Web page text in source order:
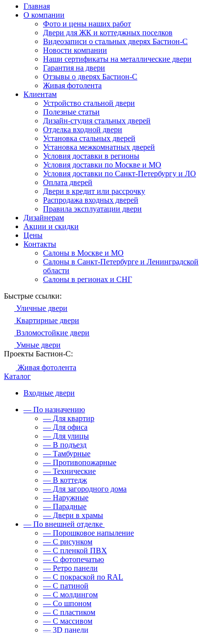
Главная
О компании
Фото и цены наших работ
Двери для ЖК и коттеджных поселков
Видеозаписи о стальных дверях Бастион-С
Новости компании
Наши сертификаты на металлические двери
Гарантия на двери
Отзывы о дверях Бастион-С
Живая фотолента
Клиентам
Устройство стальной двери
Полезные статьи
Дизайн-студия стальных дверей
Отделка входной двери
Установка стальных дверей
Установка межкомнатных дверей
Условия доставки в регионы
Условия доставки по Москве и МО
Условия доставки по Санкт-Петербургу и ЛО
Оплата дверей
Двери в кредит или рассрочку
Распродажа входных дверей
Правила эксплуатации двери
Дизайнерам
Акции и скидки
Цены
Контакты
Салоны в Москве и МО
Салоны в Санкт-Петербурге и Ленинградской
области
Салоны в регионах и СНГ
Быстрые ссылки:
Уличные двери
Квартирные двери
Взломостойкие двери
Умные двери
Проекты Бастион-С:
Живая фотолента
Каталог
Входные двери
— По назначению
— Для квартир
— Для офиса
— Для улицы
— В подъезд
— Тамбурные
— Противопожарные
— Технические
— В коттедж
— Для загородного дома
— Наружные
— Парадные
— Двери в храмы
— По внешней отделке
— Порошковое напыление
— С рисунком
— С пленкой ПВХ
— С фотопечатью
— Ретро панели
— С покраской по RAL
— С патиной
— С молдингом
— Со шпоном
— С пластиком
— С массивом
— 3D панели